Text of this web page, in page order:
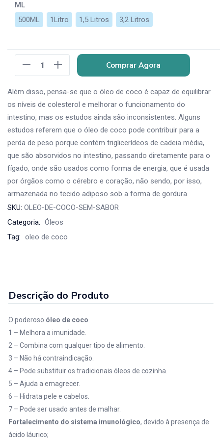
Além disso, pensa-se que o óleo de coco é capaz de equilibrar
os níveis de colesterol e melhorar o funcionamento do
intestino, mas os estudos ainda são inconsistentes. Alguns
estudos referem que o óleo de coco pode contribuir para a
perda de peso porque contém triglicerídeos de cadeia média,
que são absorvidos no intestino, passando diretamente para o
fígado, onde são usados como forma de energia, que é usada
por órgãos como o cérebro e coração, não sendo, por isso,
armazenada no tecido adiposo sob a forma de gordura.
ML
500ML
1Litro 1,5 Litros 3,2 Litros
Comprar Agora
Consulte o frete e o prazo de entrega:
Consultar
Não sei meu cep
SKU: OLEO-DE-COCO-SEM-SABOR
Categoria: Óleos
Tag: oleo de coco
Descrição do Produto
O poderoso óleo de coco
1 – Melhora a imunidade.
2 – Combina com qualquer tipo de alimento.
3 – Não há contraindicação.
4 – Pode substituir os tradicionais óleos de cozinha.
5 – Ajuda a emagrecer.
6 – Hidrata pele e cabelos.
7 – Pode ser usado antes de malhar.
Fortalecimento do sistema imunológico, devido à presença de
ácido láurico;